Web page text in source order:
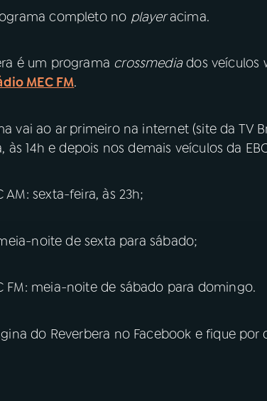
completo no playeracima.
é um programa crossmediados veículos
MEC FM.
vai ao ar primeiro na internet (site da TV
às 14h e depois nos demais veículos da
AM: sexta-feira, às 23h;
noite de sexta para sábado;
FM: meia-noite de sábado para domingo.
do Reverbera no Facebook e fique por